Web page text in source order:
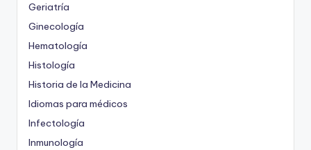
Geriatría
Ginecología
Hematología
Histología
Historia de la Medicina
Idiomas para médicos
Infectología
Inmunología